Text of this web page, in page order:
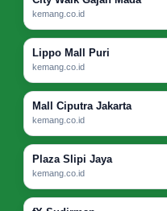
kemang.co.id
Lippo Mall Puri
kemang.co.id
Mall Ciputra Jakarta
kemang.co.id
Plaza Slipi Jaya
kemang.co.id